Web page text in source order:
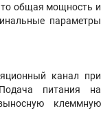
общая мощность и
параметры
канал при
питания на
клеммную